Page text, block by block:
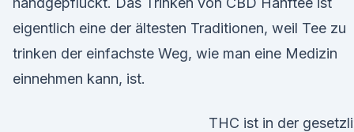
eigentlich eine der ältesten Traditionen, weil Tee zu
trinken der einfachste Weg, wie man eine Medizin
einnehmen kann, ist.
THC ist in der